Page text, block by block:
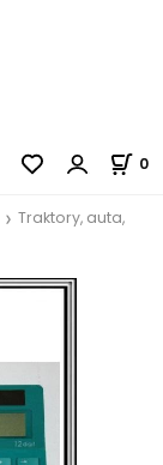
0
Traktory, auta,